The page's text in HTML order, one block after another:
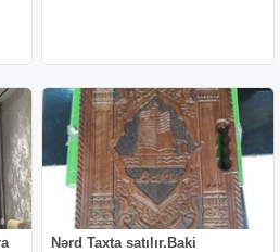
Nərd Taxta satılır.Baki